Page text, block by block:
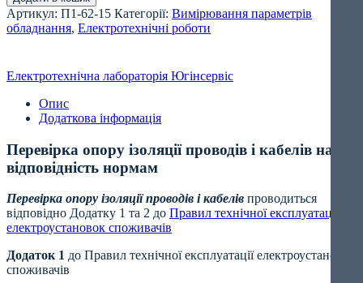
Артикул: П1-62-15 Категорії: Вимірювання параметрів
обладнання, Електротехнічні роботи
Електротехнічна лабораторія Югінсервіс
Опис
Додаткова інформація
Перевірка опору ізоляції проводів і кабелів на
відповідність нормам
Перевірка опору ізоляції проводів і кабелів проводиться
відповідно Додатку 1 та 2 до Правил технічної експлуатації
електроустановок споживачів
Додаток 1 до Правил технічної експлуатації електроустановок
споживачів